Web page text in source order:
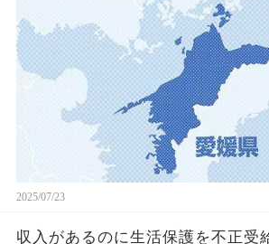
2025/07/23
収入があるのに生活保護を不正